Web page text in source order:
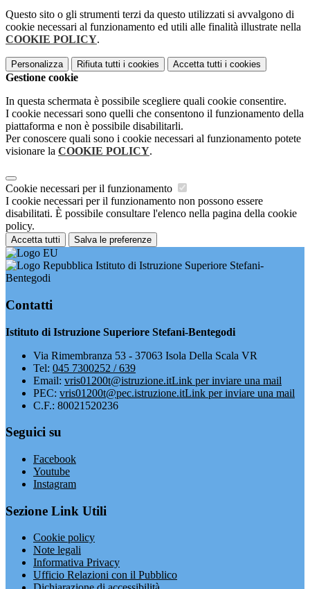
Questo sito o gli strumenti terzi da questo utilizzati si avvalgono di
cookie necessari al funzionamento ed utili alle finalità illustrate nella
COOKIE POLICY.
Personalizza Rifiuta tutti i cookies Accetta tutti i cookies
Gestione cookie
In questa schermata è possibile scegliere quali cookie consentire.
I cookie necessari sono quelli che consentono il funzionamento della
piattaforma e non è possibile disabilitarli.
Per conoscere quali sono i cookie necessari al funzionamento potete
visionare la COOKIE POLICY.
Cookie necessari per il funzionamento
I cookie necessari per il funzionamento non possono essere
disabilitati. È possibile consultare l'elenco nella pagina della cookie
policy.
Accetta tutti Salva le preferenze
Istituto di Istruzione Superiore Stefani-
Bentegodi
Contatti
Istituto di Istruzione Superiore Stefani-Bentegodi
Via Rimembranza 53 - 37063 Isola Della Scala VR
Tel: 045 7300252 / 639
Email: vris01200t@istruzione.itLink per inviare una mail
PEC: vris01200t@pec.istruzione.itLink per inviare una mail
C.F.: 80021520236
Seguici su
Facebook
Youtube
Instagram
Sezione Link Utili
Cookie policy
Note legali
Informativa Privacy
Ufficio Relazioni con il Pubblico